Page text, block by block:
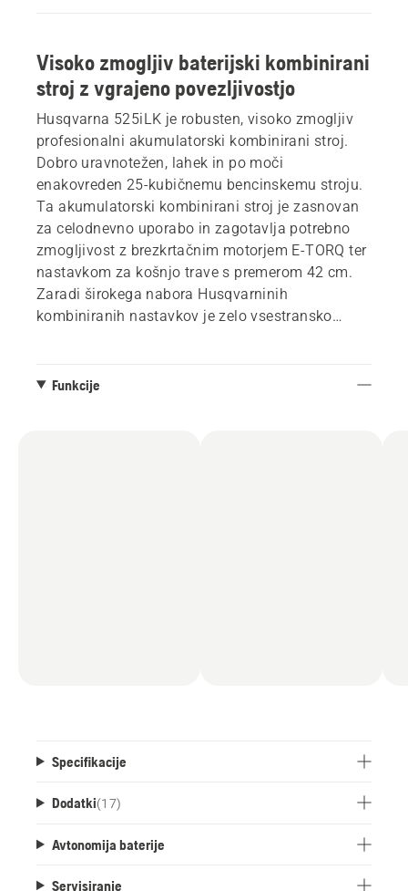
Visoko zmogljiv baterijski kombinirani
stroj z vgrajeno povezljivostjo
Husqvarna 525iLK je robusten, visoko zmogljiv
profesionalni akumulatorski kombinirani stroj.
Dobro uravnotežen, lahek in po moči
enakovreden 25-kubičnemu bencinskemu stroju.
Ta akumulatorski kombinirani stroj je zasnovan
za celodnevno uporabo in zagotavlja potrebno
zmogljivost z brezkrtačnim motorjem E-TORQ ter
nastavkom za košnjo trave s premerom 42 cm.
Zaradi širokega nabora Husqvarninih
kombiniranih nastavkov je zelo vsestransko
Vgrajena povezljivost za enostavno povezavo z
Funkcije
Specifikacije
Dodatki(17)
Avtonomija baterije
Servisiranje